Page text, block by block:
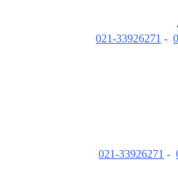
-
33926271-021
-
33926271-021